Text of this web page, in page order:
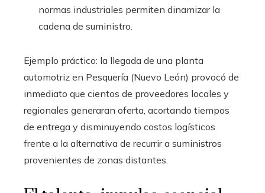
normas industriales permiten dinamizar la
cadena de suministro.
Ejemplo práctico: la llegada de una planta
automotriz en Pesquería (Nuevo León) provocó de
inmediato que cientos de proveedores locales y
regionales generaran oferta, acortando tiempos
de entrega y disminuyendo costos logísticos
frente a la alternativa de recurrir a suministros
provenientes de zonas distantes.